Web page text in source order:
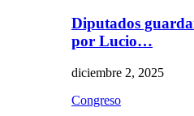
Diputados
por Lucio…
diciembre 2, 2025
Congreso